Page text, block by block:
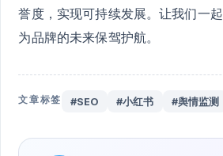
誉度，实现可持续发展。让我们一
为品牌的未来保驾护航。
文章标签 #SEO #小红书 #舆情监测